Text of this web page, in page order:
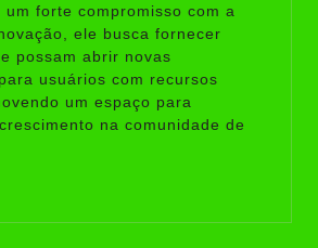
um forte compromisso com a
ele busca fornecer
possam abrir novas
usuários com recursos
um espaço para
na comunidade de